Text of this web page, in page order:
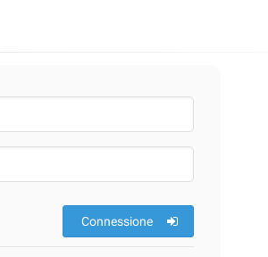
Connessione